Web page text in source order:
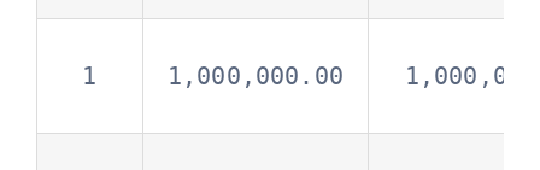
1 1,000,000.00 1,000,000